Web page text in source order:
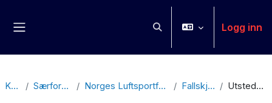
Veksle inndata for søkLogg inn
Kurs Særforbund Norges Luftsportforbund Fallskjerm Utstedelser